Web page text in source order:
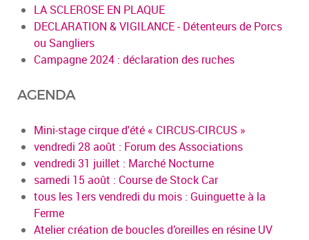
LA SCLEROSE EN PLAQUE
DECLARATION & VIGILANCE - Détenteurs de Porcs
ou Sangliers
Campagne 2024 : déclaration des ruches
AGENDA
Mini-stage cirque d'été « CIRCUS-CIRCUS »
vendredi 28 août : Forum des Associations
vendredi 31 juillet : Marché Nocturne
samedi 15 août : Course de Stock Car
tous les 1ers vendredi du mois : Guinguette à la
Ferme
Atelier création de boucles d’oreilles en résine UV